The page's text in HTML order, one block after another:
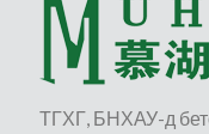
ТГХГ, БНХАУ-д